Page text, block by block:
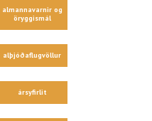
almannavarnir og
öryggismál
alþjóðaflugvöllur
ársyfirlit